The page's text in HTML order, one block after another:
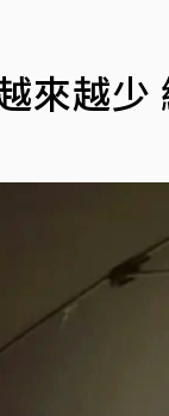
來越少